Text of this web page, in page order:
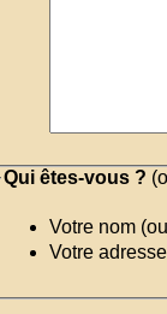
Qui êtes-vous ?
Votre nom
Votre